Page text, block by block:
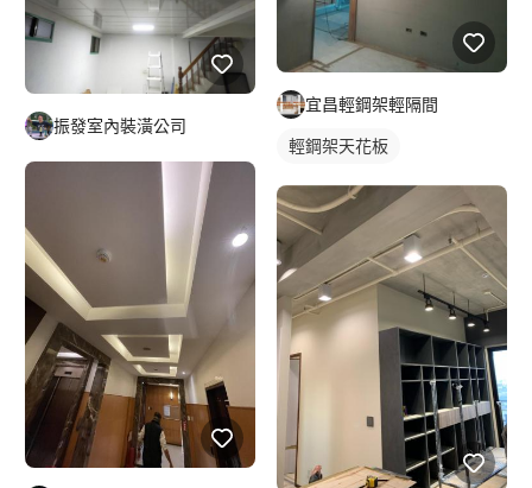
振發室內裝潢公司
宜昌輕鋼架輕隔間
輕鋼架天花板